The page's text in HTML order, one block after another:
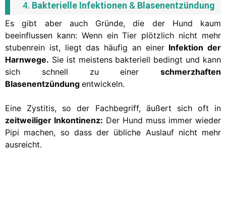
4. Bakterielle Infektionen & Blasenentzündung
Es gibt aber auch Gründe, die der Hund kaum
beeinflussen kann: Wenn ein Tier plötzlich nicht mehr
stubenrein ist, liegt das häufig an einer Infektion der
Harnwege. Sie ist meistens bakteriell bedingt und kann
sich schnell zu einer schmerzhaften
Blasenentzündung entwickeln.
Eine Zystitis, so der Fachbegriff, äußert sich oft in
zeitweiliger Inkontinenz: Der Hund muss immer wieder
Pipi machen, so dass der übliche Auslauf nicht mehr
ausreicht.